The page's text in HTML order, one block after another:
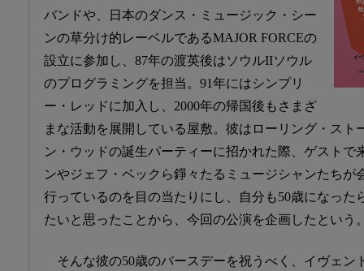
バンドや、日本のダンス・ミュージック・シー
ンの草分け的レーベルであるMAJOR FORCEの
設立に参加し、87年の渡英後はソウルIIソウル
のプログラミングを担当。91年にはシンプリ
ー・レッドに加入し、2000年の帰国後もさまざ
まな活動を展開している屋敷。彼はローリング・スト
ン・ウッドの誕生パーティーに招かれた際、ゲストで
ンやジェフ・ベックら錚々たるミュージシャンたちが
行っているのを目の当たりにし、自分も50歳になった
たいと思ったことから、今回の公演を企画したという
そんな彼の50歳のバースデーを祝うべく、イヴェン